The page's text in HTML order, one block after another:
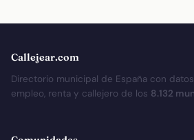
Callejear.com
Directorio municipal de España con
empleo, renta y callejero de los 8.132